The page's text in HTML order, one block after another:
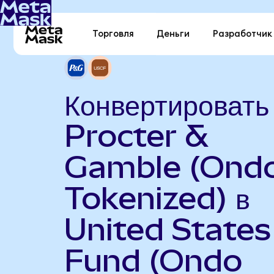
Торговля Деньги Разработчик
Конвертировать
Procter &
Gamble
Tokenized) в
United
Fund (Ondo